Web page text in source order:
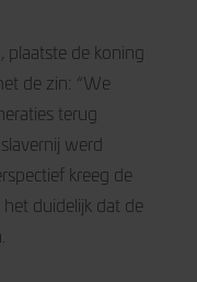
plaatste de koning
de zin: “We
terug
werd
kreeg de
duidelijk dat de